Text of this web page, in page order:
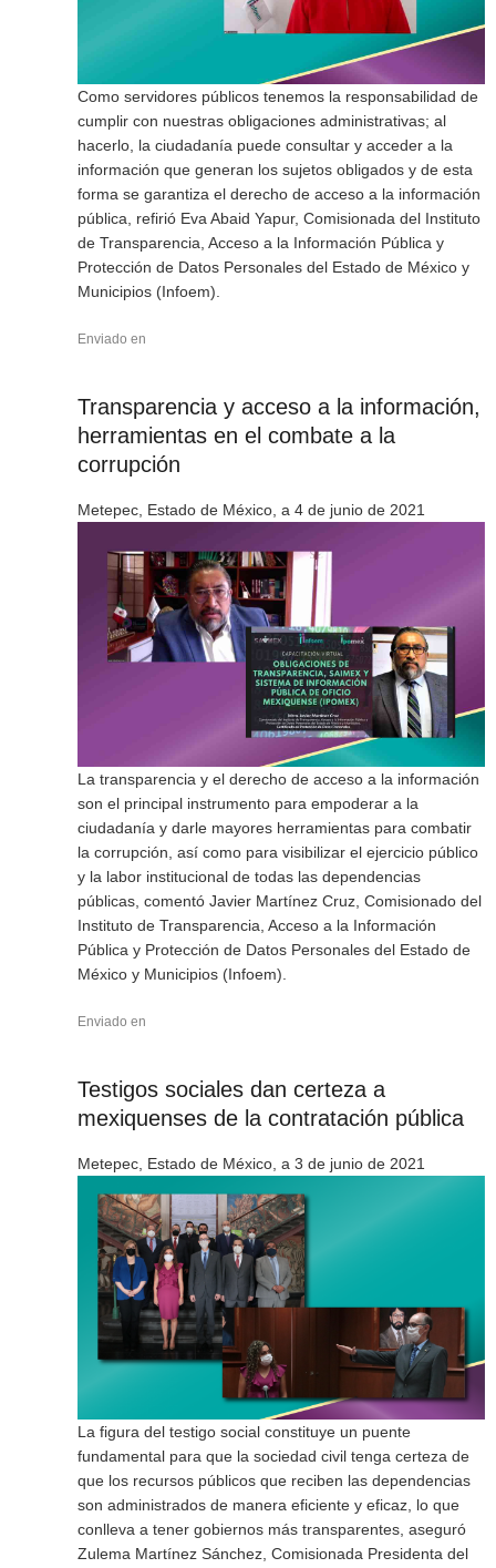
Como servidores públicos tenemos la responsabilidad de
cumplir con nuestras obligaciones administrativas; al
hacerlo, la ciudadanía puede consultar y acceder a la
información que generan los sujetos obligados y de esta
forma se garantiza el derecho de acceso a la información
pública, refirió Eva Abaid Yapur, Comisionada del Instituto
de Transparencia, Acceso a la Información Pública y
Protección de Datos Personales del Estado de México y
Municipios (Infoem).
Enviado en
Transparencia y acceso a la información,
herramientas en el combate a la
corrupción
Metepec, Estado de México, a 4 de junio de 2021
La transparencia y el derecho de acceso a la información
son el principal instrumento para empoderar a la
ciudadanía y darle mayores herramientas para combatir
la corrupción, así como para visibilizar el ejercicio público
y la labor institucional de todas las dependencias
públicas, comentó Javier Martínez Cruz, Comisionado del
Instituto de Transparencia, Acceso a la Información
Pública y Protección de Datos Personales del Estado de
México y Municipios (Infoem).
Enviado en
Testigos sociales dan certeza a
mexiquenses de la contratación pública
Metepec, Estado de México, a 3 de junio de 2021
La figura del testigo social constituye un puente
fundamental para que la sociedad civil tenga certeza de
que los recursos públicos que reciben las dependencias
son administrados de manera eficiente y eficaz, lo que
conlleva a tener gobiernos más transparentes, aseguró
Zulema Martínez Sánchez, Comisionada Presidenta del